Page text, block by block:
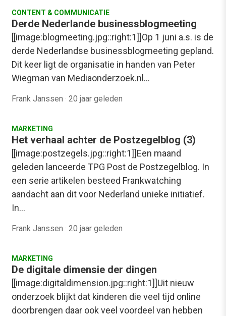
CONTENT & COMMUNICATIE
Derde Nederlande businessblogmeeting
[[image:blogmeeting.jpg::right:1]]Op 1 juni a.s. is de
derde Nederlandse businessblogmeeting gepland.
Dit keer ligt de organisatie in handen van Peter
Wiegman van Mediaonderzoek.nl…
Frank Janssen · 20 jaar geleden
MARKETING
Het verhaal achter de Postzegelblog (3)
[[image:postzegels.jpg::right:1]]Een maand
geleden lanceerde TPG Post de Postzegelblog. In
een serie artikelen besteed Frankwatching
aandacht aan dit voor Nederland unieke initiatief.
In…
Frank Janssen · 20 jaar geleden
MARKETING
De digitale dimensie der dingen
[[image:digitaldimension.jpg::right:1]]Uit nieuw
onderzoek blijkt dat kinderen die veel tijd online
doorbrengen daar ook veel voordeel van hebben